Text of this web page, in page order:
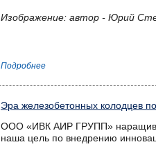
Изображение: автор - Юрий
Подробнее
Эра железобетонных колодцев
ООО «ИВК АИР ГРУПП»
наша цель по внедрению